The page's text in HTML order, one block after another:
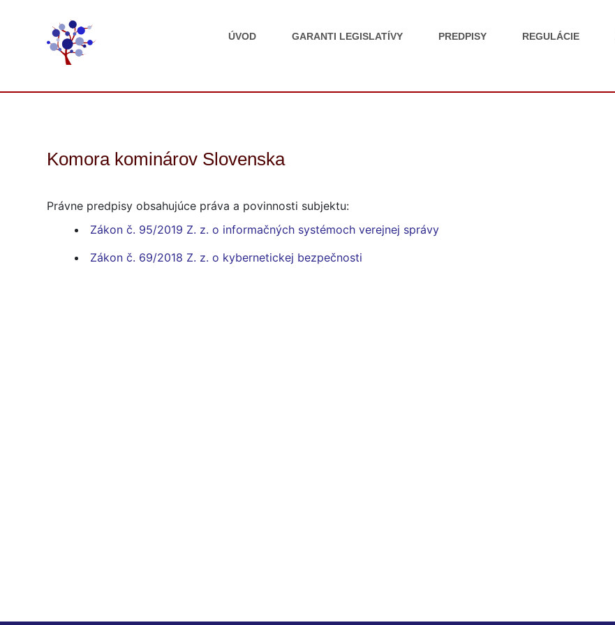
ÚVOD GARANTI LEGISLATÍVY PREDPISY REGULÁCIE
Komora kominárov Slovenska
Právne predpisy obsahujúce práva a povinnosti subjektu:
Zákon č. 95/2019 Z. z. o informačných systémoch verejnej správy
Zákon č. 69/2018 Z. z. o kybernetickej bezpečnosti